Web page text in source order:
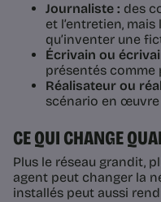
Journaliste : des
et l’entretien,
qu’inventer une
Écrivain ou
présentés comme
Réalisateur ou
scénario en œuvre
CE QUI CHANGE
Plus le réseau grandit,
agent peut changer la
installés peut aussi